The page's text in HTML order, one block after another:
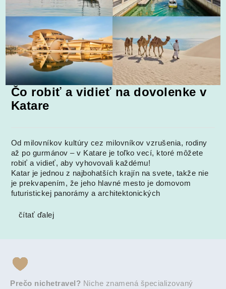
Čo robiť a vidieť na dovolenke v
Katare
Od milovníkov kultúry cez milovníkov vzrušenia, rodiny
až po gurmánov – v Katare je toľko vecí, ktoré môžete
robiť a vidieť, aby vyhovovali každému!
Katar je jednou z najbohatších krajín na svete, takže nie
je prekvapením, že jeho hlavné mesto je domovom
futuristickej panorámy a architektonických
čítať ďalej
Prečo nichetravel? Niche znamená špecializovaný